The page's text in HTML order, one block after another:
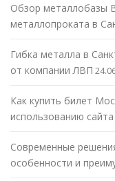
Обзор металлобазы
металлопроката в
Гибка металла в
от компании ЛВП
Как купить билет
использованию
Современные
особенности и